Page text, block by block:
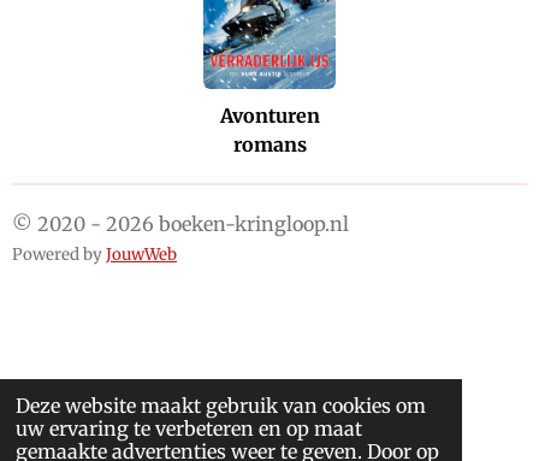
Deze website maakt gebruik van cookies om
uw ervaring te verbeteren en op maat
gemaakte advertenties weer te geven. Door op
Avonturen
romans
© 2020 - 2026 boeken-kringloop.nl
Powered byJouwWeb